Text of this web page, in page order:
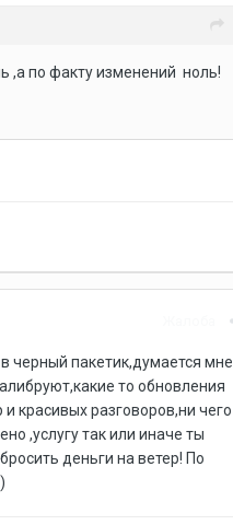
,а по факту изменений ноль!
черный пакетик,думается мне
то обновления
красивых разговоров,ни чего
,услугу так или иначе ты
деньги на ветер! По